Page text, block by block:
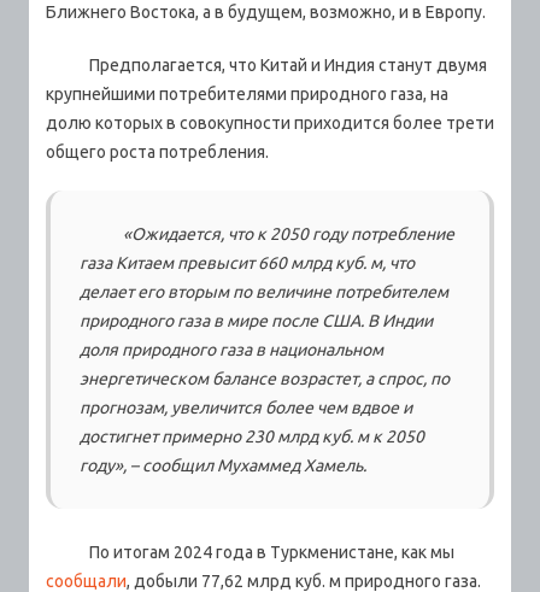
Ближнего Востока, а в будущем, возможно, и в Европу.
Предполагается, что Китай и Индия станут двумя
крупнейшими потребителями природного газа, на
долю которых в совокупности приходится более трети
общего роста потребления.
«Ожидается, что к 2050 году потребление
газа Китаем превысит 660 млрд куб. м, что
делает его вторым по величине потребителем
природного газа в мире после США. В Индии
доля природного газа в национальном
энергетическом балансе возрастет, а спрос, по
прогнозам, увеличится более чем вдвое и
достигнет примерно 230 млрд куб. м к 2050
году», –сообщил Мухаммед Хамель.
По итогам 2024 года в Туркменистане, как мы
сообщали, добыли 77,62 млрд куб. м природного газа.